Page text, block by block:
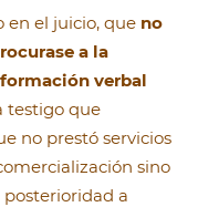
en el juicio, que no
a la
verbal
testigo que
no prestó servicios
sino
a